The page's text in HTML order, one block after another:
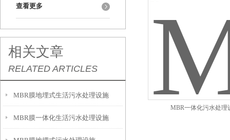
查看更多
相关文章
RELATED ARTICLES
MBR膜地埋式生活污水处理设施
MBR膜一体化生活污水处理设施
MBR一体化污水处理